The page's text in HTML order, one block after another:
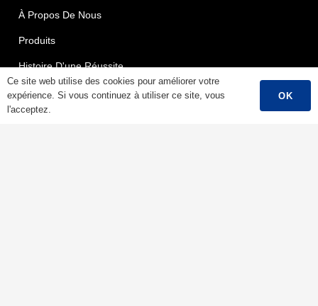
À Propos De Nous
Produits
Histoire D'une Réussite
Soutien
Contact
Ce site web utilise des cookies pour améliorer votre
expérience. Si vous continuez à utiliser ce site, vous
l'acceptez.
OK